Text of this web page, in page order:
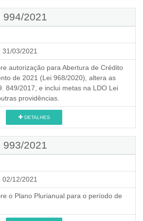
994/2021
31/03/2021
autorização para Abertura de Crédito
de 2021 (Lei 968/2020), altera as
849/2017, e inclui metas na LDO Lei
providências.
DETALHES
993/2021
02/12/2021
o Plano Plurianual para o período de